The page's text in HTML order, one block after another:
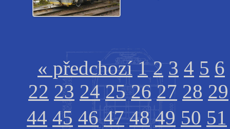
« předchozí 1 2 3 4 5 6
22 23 24 25 26 27 28 29
44 45 46 47 48 49 50 51